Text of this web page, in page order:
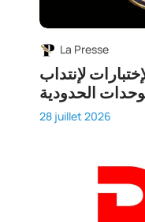
La Presse
لإنتداب
28 juillet 2026